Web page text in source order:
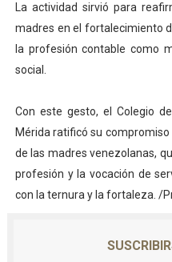
La actividad sirvió para
madres en el fortalecimiento
la profesión contable como
social.
Con este gesto, el Colegio
Mérida ratificó su
de las madres venezolanas,
profesión y la vocación de
con la ternura y la fortaleza. /